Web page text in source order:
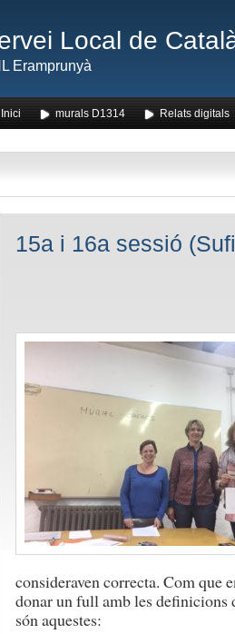
Local de
Eramprunyà
Inici murals D1314 Relats digitals
15a i 16a sessió
consideraven correcta. Com que
donar un full amb les definicions
són aquestes: